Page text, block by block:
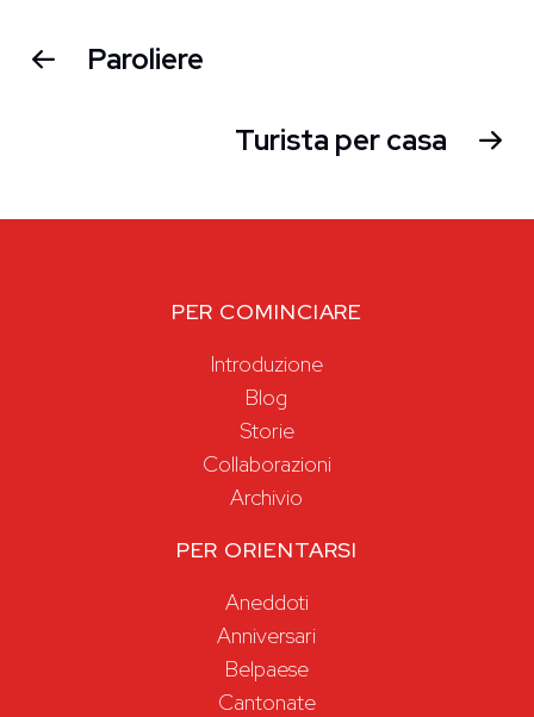
Paroliere
Turista per casa
PER COMINCIARE
Introduzione
Blog
Storie
Collaborazioni
Archivio
PER ORIENTARSI
Aneddoti
Anniversari
Belpaese
Cantonate